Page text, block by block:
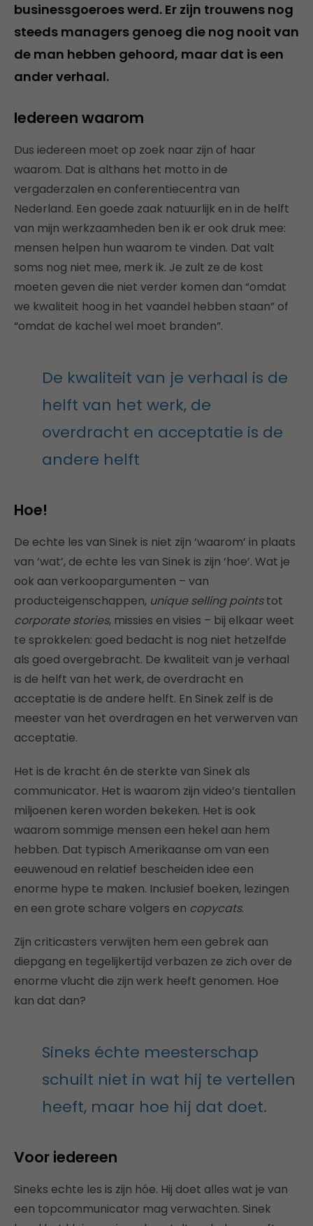
businessgoeroes werd. Er zijn trouwens nog
steeds managers genoeg die nog nooit van
de man hebben gehoord, maar dat is een
ander verhaal.
Iedereen waarom
Dus iedereen moet op zoek naar zijn of haar
waarom. Dat is althans het motto in de
vergaderzalen en conferentiecentra van
Nederland. Een goede zaak natuurlijk en in de helft
van mijn werkzaamheden ben ik er ook druk mee:
mensen helpen hun waarom te vinden. Dat valt
soms nog niet mee, merk ik. Je zult ze de kost
moeten geven die niet verder komen dan “omdat
we kwaliteit hoog in het vaandel hebben staan” of
“omdat de kachel wel moet branden”.
De kwaliteit van je verhaal is de
helft van het werk, de
overdracht en acceptatie is de
andere helft
Hoe!
De echte les van Sinek is niet zijn ‘waarom’ in plaats
van ‘wat’, de echte les van Sinek is zijn ‘hoe’. Wat je
ook aan verkoopargumenten – van
producteigenschappen, unique selling pointstot
corporate stories, missies en visies – bij elkaar weet
te sprokkelen: goed bedacht is nog niet hetzelfde
als goed overgebracht. De kwaliteit van je verhaal
is de helft van het werk, de overdracht en
acceptatie is de andere helft. En Sinek zelf is de
meester van het overdragen en het verwerven van
acceptatie.
Het is de kracht én de sterkte van Sinek als
communicator. Het is waarom zijn video’s tientallen
miljoenen keren worden bekeken. Het is ook
waarom sommige mensen een hekel aan hem
hebben. Dat typisch Amerikaanse om van een
eeuwenoud en relatief bescheiden idee een
enorme hype te maken. Inclusief boeken, lezingen
en een grote schare volgers en copycats.
Zijn criticasters verwijten hem een gebrek aan
diepgang en tegelijkertijd verbazen ze zich over de
enorme vlucht die zijn werk heeft genomen. Hoe
kan dat dan?
Sineks échte meesterschap
schuilt niet in wat hij te vertellen
heeft, maar hoe hij dat doet.
Voor iedereen
Sineks echte les is zijn hóe. Hij doet alles wat je van
een topcommunicator mag verwachten. Sinek